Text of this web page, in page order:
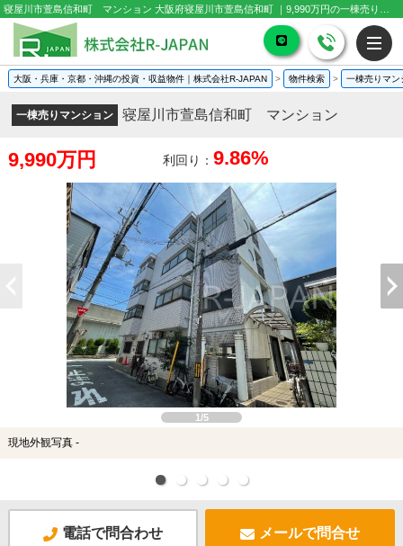
大阪・兵庫・京都・沖縄の投資・収益物件｜株式会社R-JAPAN > 物件検索 > 一棟売りマン
一棟売りマンション 寝屋川市萱島信和町 マンション
9,990万円 利回り： 9.86%
1/5
現地外観写真 -
電話で問合わせ メールで問合せ